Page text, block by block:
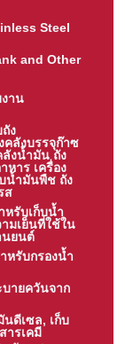
Steel
and Other
าน
ง
คลังบรรจุก๊าซ
ลังน้ำมัน ถัง
หาร เครื่อง
น้ำมันพืช ถัง
ส
หรับเก็บน้ำ
มเย็นที่ใช้ใน
นยนต์
หรับกรองน้ำ
ายควันจาก
นดีเซล, เก็บ
ารเคมี